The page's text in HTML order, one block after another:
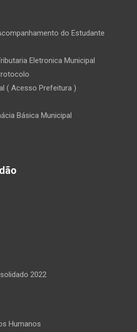
do Estudante
Eletronica Municipal
( Acesso Prefeitura )
Básica Municipal
2022
Humanos